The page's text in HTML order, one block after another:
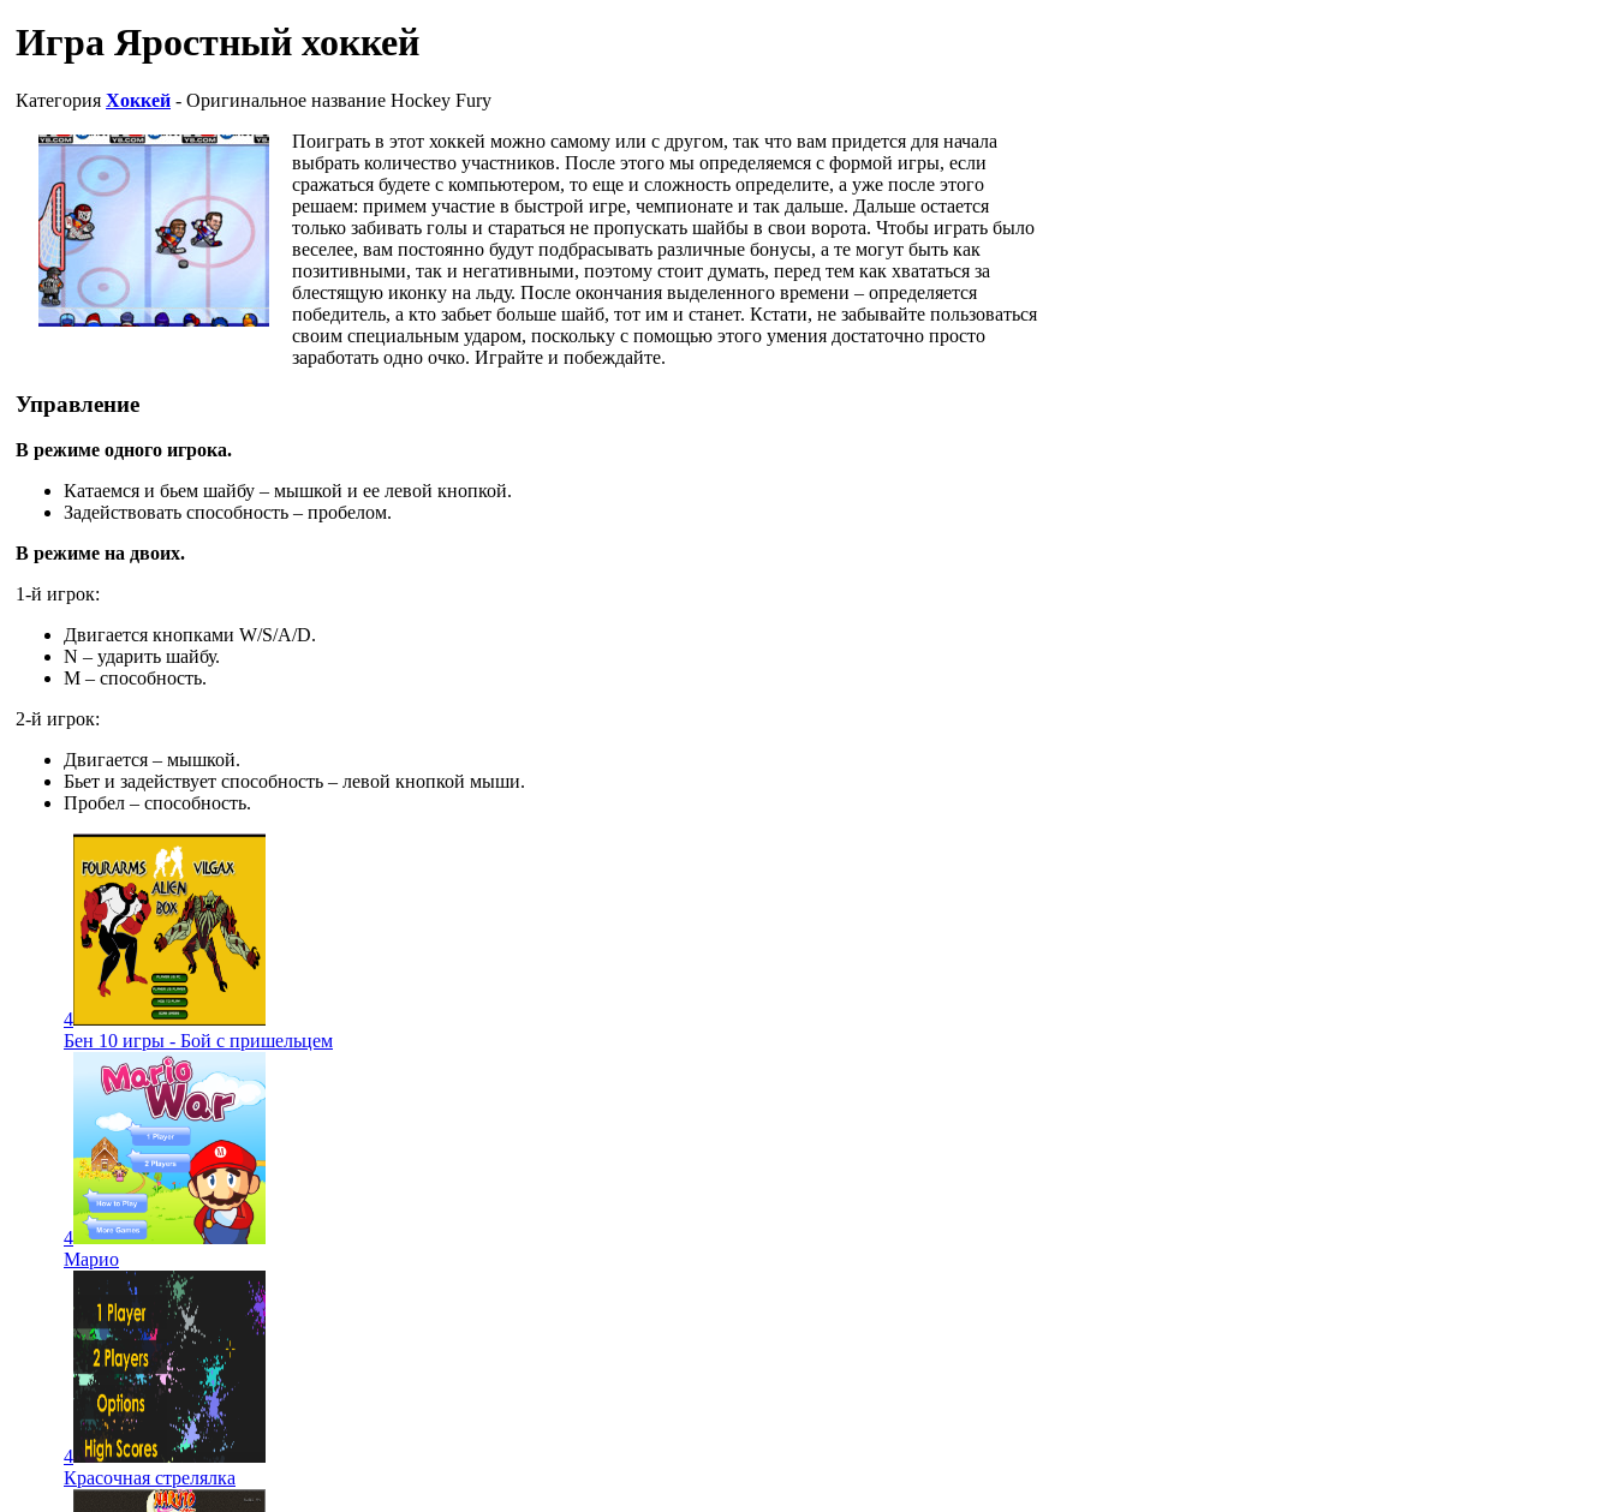
Игра Яростный хоккей
Категория Хоккей - Оригинальное название Hockey Fury
Поиграть в этот хоккей можно самому или с другом, так что вам придется для начала
выбрать количество участников. После этого мы определяемся с формой игры, если
сражаться будете с компьютером, то еще и сложность определите, а уже после этого
решаем: примем участие в быстрой игре, чемпионате и так дальше. Дальше остается
только забивать голы и стараться не пропускать шайбы в свои ворота. Чтобы играть было
веселее, вам постоянно будут подбрасывать различные бонусы, а те могут быть как
позитивными, так и негативными, поэтому стоит думать, перед тем как хвататься за
блестящую иконку на льду. После окончания выделенного времени – определяется
победитель, а кто забьет больше шайб, тот им и станет. Кстати, не забывайте пользоваться
своим специальным ударом, поскольку с помощью этого умения достаточно просто
заработать одно очко. Играйте и побеждайте.
Управление
В режиме одного игрока.
Катаемся и бьем шайбу – мышкой и ее левой кнопкой.
Задействовать способность – пробелом.
В режиме на двоих.
1-й игрок:
Двигается кнопками W/S/A/D.
N – ударить шайбу.
M – способность.
2-й игрок:
Двигается – мышкой.
Бьет и задействует способность – левой кнопкой мыши.
Пробел – способность.
4
Бен 10 игры - Бой с пришельцем
4
Марио
4
Красочная стрелялка